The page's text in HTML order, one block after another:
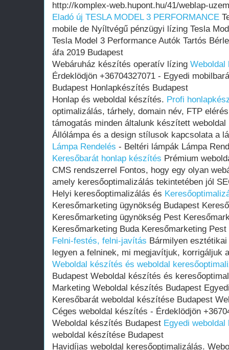
http://komplex-web.hupont.hu/41/weblap-
Eladó új TESLA MODEL 3 PERFORMANCE
mobile de Nyíltvégű pénzügyi lízing Tesla
Tesla Model 3 Performance Autók Tartós
áfa 2019 Budapest
Webáruház készítés operatív lízing Weboldal
Érdeklödjön +36704327071 - Egyedi
Budapest Honlapkészítés Budapest
Honlap és weboldal készítés. Profi
optimalizálás, tárhely, domain név, FTP
támogatás minden általunk készített weboldal
Állólámpa és a design stílusok kapcsolata a
Lámpa Rendelés - Beltéri lámpák Lámpa
Keresőbarát honlap készítés Prémium
CMS rendszerrel Fontos, hogy egy olyan
amely keresőoptimalizálás tekintetében jól
Helyi keresőoptimalizálás és
Keresőmarketing ügynökség Budapest
Keresőmarketing ügynökség Pest
Keresőmarketing Buda Keresőmarketing Pest
Felni-festés, felni-javítás Bármilyen
legyen a felninek, mi megjavítjuk, korrigáljuk
Weboldal készítés és weboldal
Budapest Weboldal készítés és
Marketing Weboldal készítés Budapest
Keresőbarát weboldal készítése Budapest
Céges weboldal készítés - Érdeklödjön
Weboldal készítés Budapest Egyedi
weboldal készítése Budapest
Havidíjas weboldal keresőoptimalizálás.